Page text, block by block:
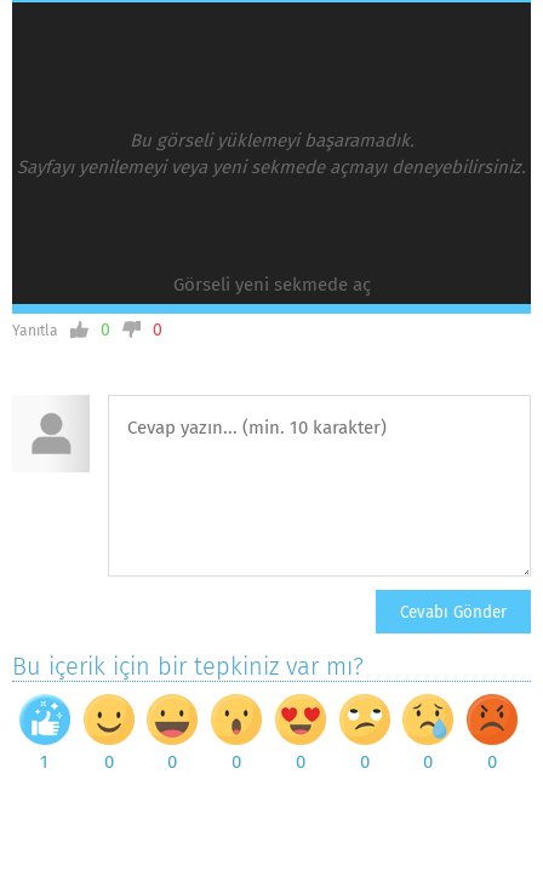
Bu görseli yüklemeyi başaramadık.
Sayfayı yenilemeyi veya yeni sekmede açmayı deneyebilirsiniz.
Görseli yeni sekmede aç
Yanıtla 0 0
Bu içerik için bir tepkiniz var mı?
1 0 0 0 0 0 0 0